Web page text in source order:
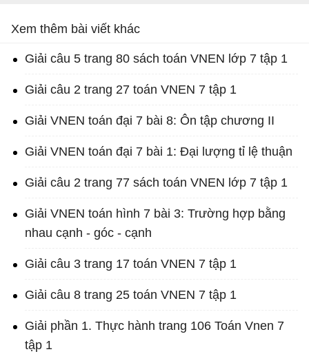
Xem thêm bài viết khác
Giải câu 5 trang 80 sách toán VNEN lớp 7 tập 1
Giải câu 2 trang 27 toán VNEN 7 tập 1
Giải VNEN toán đại 7 bài 8: Ôn tập chương II
Giải VNEN toán đại 7 bài 1: Đại lượng tỉ lệ thuận
Giải câu 2 trang 77 sách toán VNEN lớp 7 tập 1
Giải VNEN toán hình 7 bài 3: Trường hợp bằng
nhau cạnh - góc - cạnh
Giải câu 3 trang 17 toán VNEN 7 tập 1
Giải câu 8 trang 25 toán VNEN 7 tập 1
Giải phần 1. Thực hành trang 106 Toán Vnen 7
tập 1